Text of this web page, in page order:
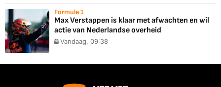
Formule 1
Max Verstappen is klaar met afwachten en wil
actie van Nederlandse overheid
Vandaag, 09:38